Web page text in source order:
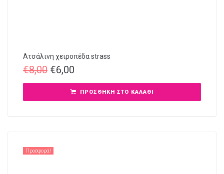
Ατσάλινη χειροπέδα strass
€8,00 €6,00
ΠΡΟΣΘΉΚΗ ΣΤΟ ΚΑΛΆΘΙ
Προσφορά!